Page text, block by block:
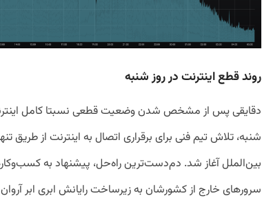
روند قطع اینترنت در روز شنبه
دقایقی پس از مشخص شدن وضعیت قطعی نسبتا کامل
شنبه، تلاش تیم فنی برای برقراری اتصال به اینترنت از طریق
بین‌الملل آغاز شد. دم‌دست‌ترین راه‌حل، پیشنهاد به
سرورهای خارج از کشورشان به زیرساخت رایانش ابری ابر آروان